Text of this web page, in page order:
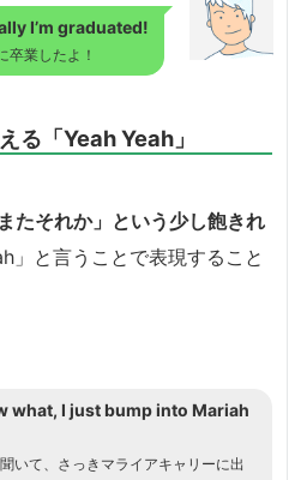
I’m graduated!
卒業したよ！
る「Yeah Yeah」
たそれか」という少し飽きれ
」と言うことで表現すること
what, I just bump into Mariah
いて、さっきマライアキャリーに出